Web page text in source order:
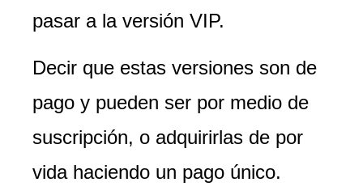
pasar a la versión VIP.
Decir que estas versiones son de
pago y pueden ser por medio de
suscripción, o adquirirlas de por
vida haciendo un pago único.